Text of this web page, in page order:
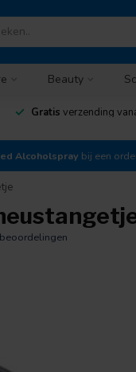
Beauty
Gratis verzending
Alcoholspray bij een